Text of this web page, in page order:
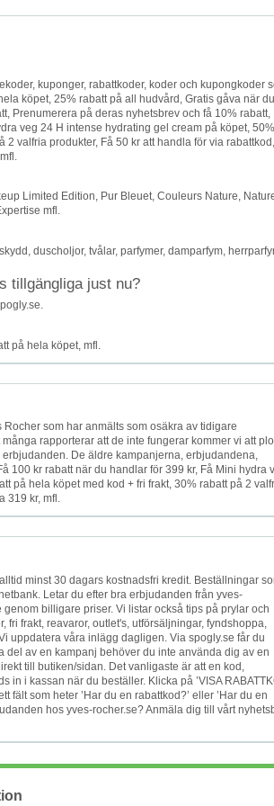
kuponger, rabattkoder, koder och kupongkoder
köpet, 25% rabatt på all hudvård, Gratis gåva när du
Prenumerera på deras nyhetsbrev och få 10% rabatt,
veg 24 H intense hydrating gel cream på köpet, 50%
valfria produkter, Få 50 kr att handla för via
Limited Edition, Pur Bleuet, Couleurs Nature,
mfl.
duscholjor, tvålar, parfymer, damparfym,
tillgängliga just nu?
på hela köpet, mfl.
som har anmälts som osäkra av tidigare
rapporterar att de inte fungerar kommer vi att
De äldre kampanjerna, erbjudandena,
100 kr rabatt när du handlar för 399 kr, Få Mini hydra
på hela köpet med kod + fri frakt, 30% rabatt på 2
319 kr, mfl.
minst 30 dagars kostnadsfri kredit. Beställningar
Letar du efter bra erbjudanden från yves-
billigare priser. Vi listar också tips på prylar och
fri frakt, reavaror, outlet's, utförsäljningar, fyndshoppa,
uppdatera våra inlägg dagligen. Via spogly.se får du
del av en kampanj behöver du inte använda dig av en
till butiken/sidan. Det vanligaste är att en kod,
i kassan när du beställer. Klicka på ’VISA
som heter ’Har du en rabattkod?’ eller ’Har du en
hos yves-rocher.se? Anmäla dig till vårt